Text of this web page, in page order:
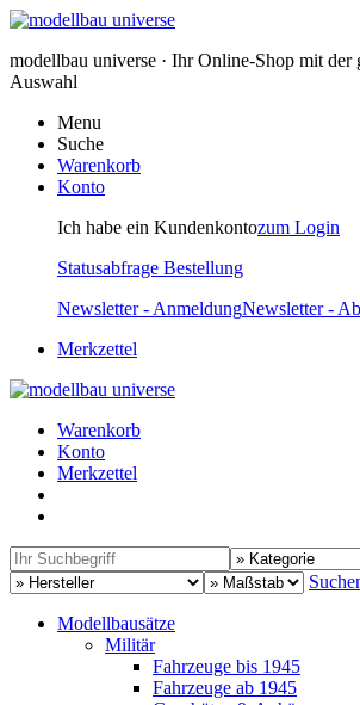
modellbau universe · Ihr Online-Shop mit der
Auswahl
Menu
Suche
Warenkorb
Konto
Ich habe ein Kundenkontozum Login
Statusabfrage Bestellung
Newsletter - AnmeldungNewsletter -
Merkzettel
Warenkorb
Konto
Merkzettel
Modellbausätze
Militär
Fahrzeuge bis 1945
Fahrzeuge ab 1945